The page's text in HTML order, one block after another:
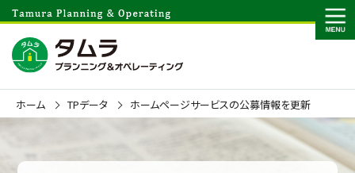
ホーム TPデータ ホームページサービスの公募情報を更新